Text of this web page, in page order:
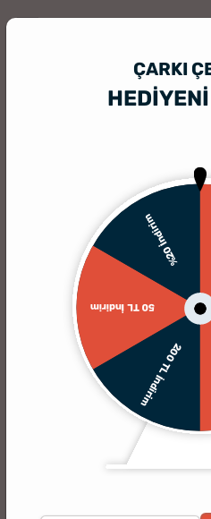
ÇARKI
200 TL İndirim
50 TL İndirim
%20 İndirim